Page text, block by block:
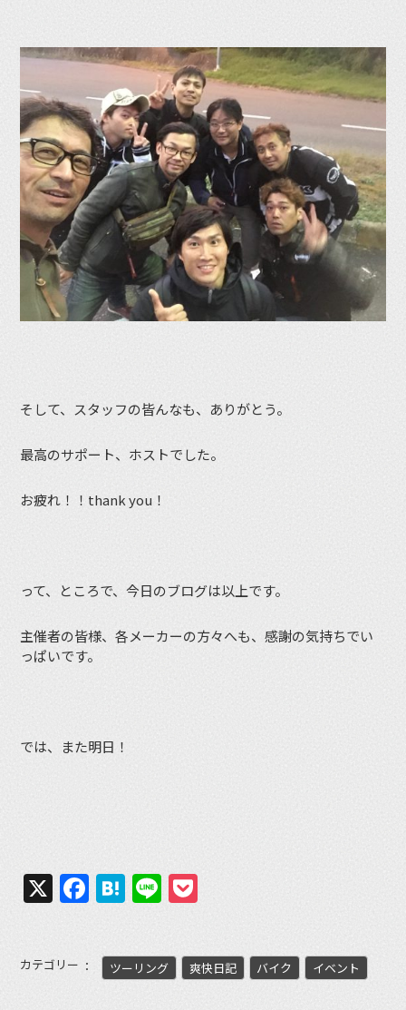
そして、スタッフの皆んなも、ありがとう。
最高のサポート、ホストでした。
お疲れ！！thank you！
って、ところで、今日のブログは以上です。
主催者の皆様、各メーカーの方々へも、感謝の気持ちでい
っぱいです。
では、また明日！
X Facebook
Hatena
Line
カテゴリー ツーリング 爽快日記 バイク イベント